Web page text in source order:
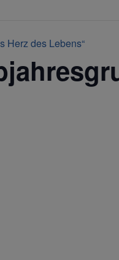
Herz des Lebens“